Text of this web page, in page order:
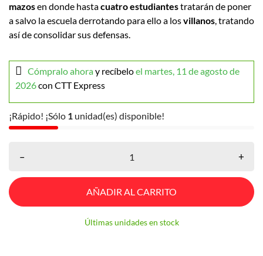
mazosen donde hastacuatro estudiantestratarán de poner
a salvo la escuela derrotando para ello a losvillanos, tratando
así de consolidar sus defensas.
Cómpralo ahoray recíbeloel martes, 11 de agosto de
2026con CTT Express
¡Rápido! ¡Sólo 1 unidad(es) disponible!
– +
AÑADIR AL CARRITO
Últimas unidades en stock